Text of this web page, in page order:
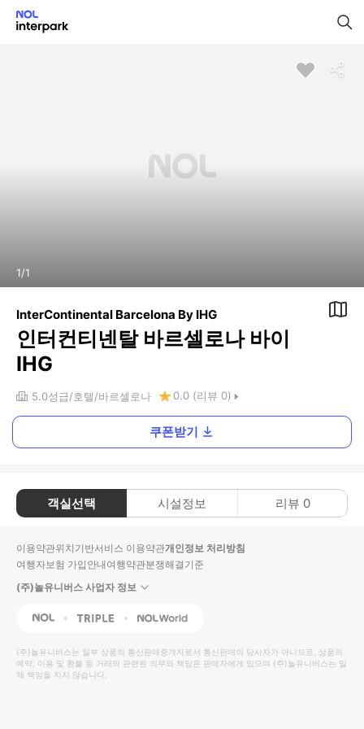
1/1
InterContinental Barcelona By IHG
인터컨티넨탈 바르셀로나 바이
IHG
5.0성급 호텔 바르셀로나 0.0 (리뷰 0)
쿠폰받기
객실선택 시설정보 리뷰 0
이용약관위치기반서비스 이용약관개인정보 처리방침
여행자보험 가입안내여행약관분쟁해결기준
(주)놀유니버스 사업자 정보
NOL Triple Interpark Global
(주)놀유니버스는 일부 상품의 통신판매중개자로서 통신판매의 당사자가 아니므로, 상품의
예약, 이용 및 환불 등 거래와 관련된 의무와 책임은 판매자에게 있으며 (주)놀유니버스는 일
체 책임을 지지 않습니다.